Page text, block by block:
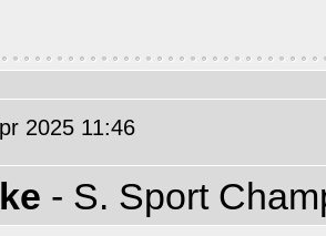
2025 11:46
- S. Sport